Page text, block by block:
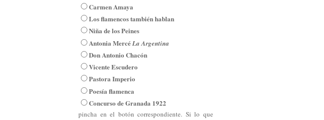
Carmen Amaya
Los flamencos también hablan
Niña de los Peines
Antonia MercéLa Argentina
Don Antonio Chacón
Vicente Escudero
Pastora Imperio
Poesía flamenca
Concurso de Granada 1922
pincha en el botón correspondiente. Si lo que